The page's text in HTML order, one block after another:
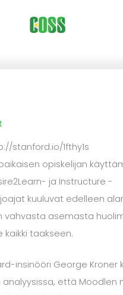
stanford.io/1fthy1s
opiskelijan
ja Instructure -
kuuluvat edelleen
vahvasta asemasta
taakseen.
insinööri George Kroner
analyysissa, että Moodlen